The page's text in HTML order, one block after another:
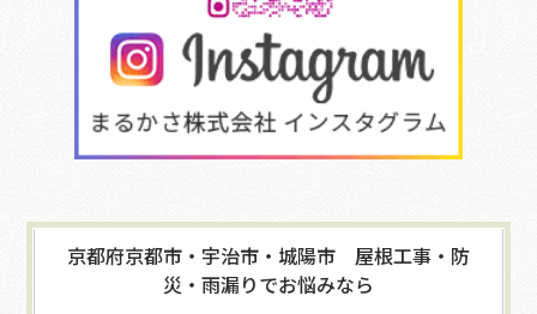
京都府京都市・宇治市・城陽市 屋根工事・防
災・雨漏りでお悩みなら